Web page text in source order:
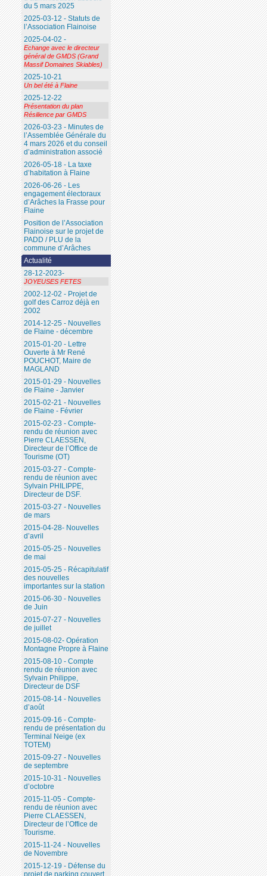
du 5 mars 2025
2025-03-12 - Statuts de
l’Association Flainoise
2025-04-02 -
Echange avec le directeur
général de GMDS (Grand
Massif Domaines Skiables)
2025-10-21
Un bel été à Flaine
2025-12-22
Présentation du plan
Résilience par GMDS
2026-03-23 - Minutes de
l’Assemblée Générale du
4 mars 2026 et du conseil
d’administration associé
2026-05-18 - La taxe
d’habitation à Flaine
2026-06-26 - Les
engagement électoraux
d’Arâches la Frasse pour
Flaine
Position de l’Association
Flainoise sur le projet de
PADD / PLU de la
commune d’Arâches
Actualité
28-12-2023-
JOYEUSES FETES
2002-12-02 - Projet de
golf des Carroz déjà en
2002
2014-12-25 - Nouvelles
de Flaine - décembre
2015-01-20 - Lettre
Ouverte à Mr René
POUCHOT, Maire de
MAGLAND
2015-01-29 - Nouvelles
de Flaine - Janvier
2015-02-21 - Nouvelles
de Flaine - Février
2015-02-23 - Compte-
rendu de réunion avec
Pierre CLAESSEN,
Directeur de l’Office de
Tourisme (OT)
2015-03-27 - Compte-
rendu de réunion avec
Sylvain PHILIPPE,
Directeur de DSF.
2015-03-27 - Nouvelles
de mars
2015-04-28- Nouvelles
d’avril
2015-05-25 - Nouvelles
de mai
2015-05-25 - Récapitulatif
des nouvelles
importantes sur la station
2015-06-30 - Nouvelles
de Juin
2015-07-27 - Nouvelles
de juillet
2015-08-02- Opération
Montagne Propre à Flaine
2015-08-10 - Compte
rendu de réunion avec
Sylvain Philippe,
Directeur de DSF
2015-08-14 - Nouvelles
d’août
2015-09-16 - Compte-
rendu de présentation du
Terminal Neige (ex
TOTEM)
2015-09-27 - Nouvelles
de septembre
2015-10-31 - Nouvelles
d’octobre
2015-11-05 - Compte-
rendu de réunion avec
Pierre CLAESSEN,
Directeur de l’Office de
Tourisme.
2015-11-24 - Nouvelles
de Novembre
2015-12-19 - Défense du